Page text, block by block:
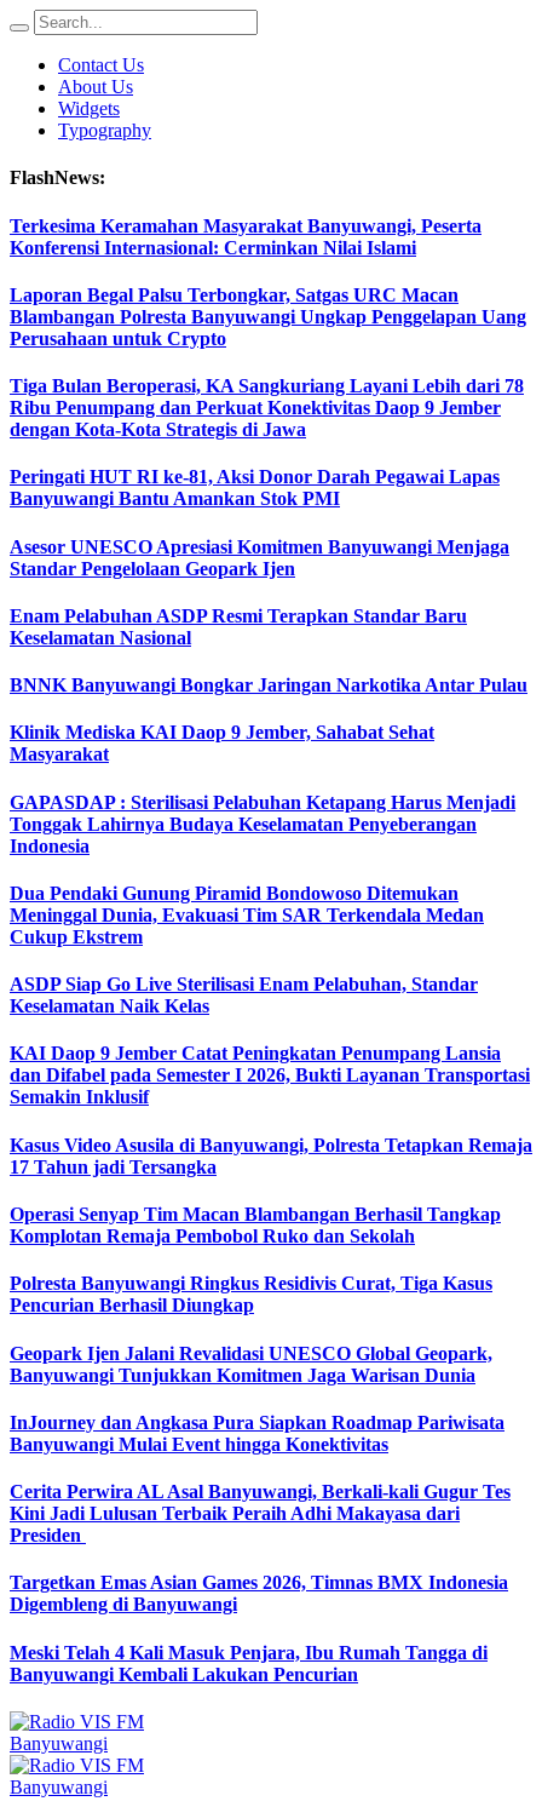
Contact Us
About Us
Widgets
Typography
FlashNews:
Terkesima Keramahan Masyarakat Banyuwangi, Peserta
Konferensi Internasional: Cerminkan Nilai Islami
Laporan Begal Palsu Terbongkar, Satgas URC Macan
Blambangan Polresta Banyuwangi Ungkap Penggelapan Uang
Perusahaan untuk Crypto
Tiga Bulan Beroperasi, KA Sangkuriang Layani Lebih dari 78
Ribu Penumpang dan Perkuat Konektivitas Daop 9 Jember
dengan Kota-Kota Strategis di Jawa
Peringati HUT RI ke-81, Aksi Donor Darah Pegawai Lapas
Banyuwangi Bantu Amankan Stok PMI
Asesor UNESCO Apresiasi Komitmen Banyuwangi Menjaga
Standar Pengelolaan Geopark Ijen
Enam Pelabuhan ASDP Resmi Terapkan Standar Baru
Keselamatan Nasional
BNNK Banyuwangi Bongkar Jaringan Narkotika Antar Pulau
Klinik Mediska KAI Daop 9 Jember, Sahabat Sehat
Masyarakat
GAPASDAP : Sterilisasi Pelabuhan Ketapang Harus Menjadi
Tonggak Lahirnya Budaya Keselamatan Penyeberangan
Indonesia
Dua Pendaki Gunung Piramid Bondowoso Ditemukan
Meninggal Dunia, Evakuasi Tim SAR Terkendala Medan
Cukup Ekstrem
ASDP Siap Go Live Sterilisasi Enam Pelabuhan, Standar
Keselamatan Naik Kelas
KAI Daop 9 Jember Catat Peningkatan Penumpang Lansia
dan Difabel pada Semester I 2026, Bukti Layanan Transportasi
Semakin Inklusif
Kasus Video Asusila di Banyuwangi, Polresta Tetapkan Remaja
17 Tahun jadi Tersangka
Operasi Senyap Tim Macan Blambangan Berhasil Tangkap
Komplotan Remaja Pembobol Ruko dan Sekolah
Polresta Banyuwangi Ringkus Residivis Curat, Tiga Kasus
Pencurian Berhasil Diungkap
Geopark Ijen Jalani Revalidasi UNESCO Global Geopark,
Banyuwangi Tunjukkan Komitmen Jaga Warisan Dunia
InJourney dan Angkasa Pura Siapkan Roadmap Pariwisata
Banyuwangi Mulai Event hingga Konektivitas
Cerita Perwira AL Asal Banyuwangi, Berkali-kali Gugur Tes
Kini Jadi Lulusan Terbaik Peraih Adhi Makayasa dari
Presiden
Targetkan Emas Asian Games 2026, Timnas BMX Indonesia
Digembleng di Banyuwangi
Meski Telah 4 Kali Masuk Penjara, Ibu Rumah Tangga di
Banyuwangi Kembali Lakukan Pencurian